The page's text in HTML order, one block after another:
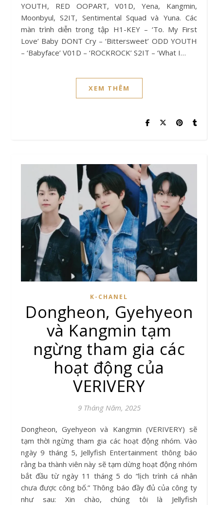
YOUTH, RED OOPART, V01D, Yena, Kangmin,
Moonbyul, S2IT, Sentimental Squad và Yuna. Các
màn trình diễn trong tập H1-KEY – ‘To. My First
Love’ Baby DONT Cry – ‘Bittersweet’ ODD YOUTH
– ‘Babyface’ V01D – ‘ROCKROCK’ S2IT – ‘What I…
XEM THÊM
K-CHANEL
Dongheon, Gyehyeon
và Kangmin tạm
ngừng tham gia các
hoạt động của
VERIVERY
9 Tháng Năm, 2025
Dongheon, Gyehyeon và Kangmin (VERIVERY) sẽ
tạm thời ngừng tham gia các hoạt động nhóm. Vào
ngày 9 tháng 5, Jellyfish Entertainment thông báo
rằng ba thành viên này sẽ tạm dừng hoạt động nhóm
bắt đầu từ ngày 11 tháng 5 do “lịch trình cá nhân
chưa được công bố.” Thông báo đầy đủ của công ty
như sau: Xin chào, chúng tôi là Jellyfish